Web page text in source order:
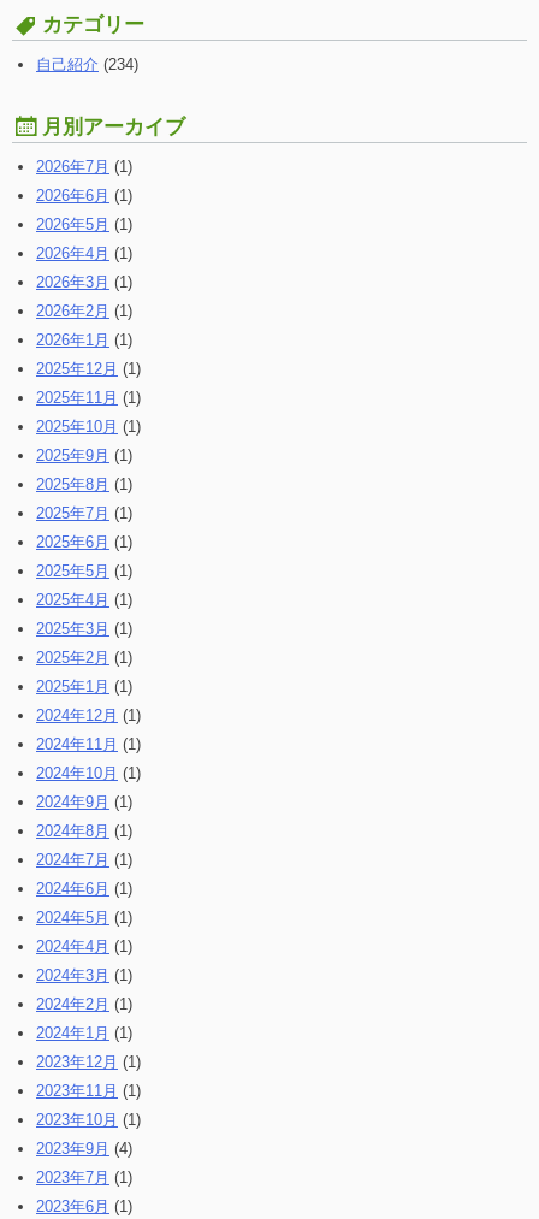
す
る:
カテゴリー
自己紹介 (234)
月別アーカイブ
2026年7月 (1)
2026年6月 (1)
2026年5月 (1)
2026年4月 (1)
2026年3月 (1)
2026年2月 (1)
2026年1月 (1)
2025年12月 (1)
2025年11月 (1)
2025年10月 (1)
2025年9月 (1)
2025年8月 (1)
2025年7月 (1)
2025年6月 (1)
2025年5月 (1)
2025年4月 (1)
2025年3月 (1)
2025年2月 (1)
2025年1月 (1)
2024年12月 (1)
2024年11月 (1)
2024年10月 (1)
2024年9月 (1)
2024年8月 (1)
2024年7月 (1)
2024年6月 (1)
2024年5月 (1)
2024年4月 (1)
2024年3月 (1)
2024年2月 (1)
2024年1月 (1)
2023年12月 (1)
2023年11月 (1)
2023年10月 (1)
2023年9月 (4)
2023年7月 (1)
2023年6月 (1)